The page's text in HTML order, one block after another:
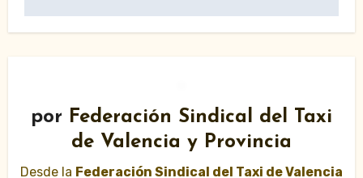
por Federación Sindical del Taxi
de Valencia y Provincia
Desde la Federación Sindical del Taxi de Valencia